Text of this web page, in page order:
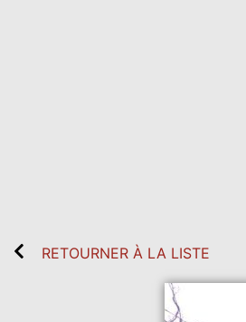
RETOURNER À LA LISTE